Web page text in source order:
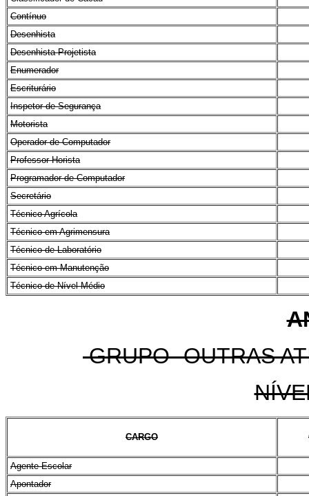
Contínuo
Desenhista
Desenhista Projetista
Enumerador
Escriturário
Inspetor de Segurança
Motorista
Operador de Computador
Professor Horista
Programador de Computador
Secretário
Técnico Agrícola
Técnico em Agrimensura
Técnico de Laboratório
Técnico em Manutenção
Técnico de Nível Médio
GRUPO -OUTRAS
CARGO
Agente Escolar
Apontador